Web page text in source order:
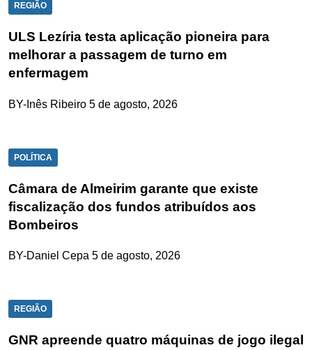
REGIÃO
ULS Lezíria testa aplicação pioneira para
melhorar a passagem de turno em
enfermagem
BY-Inês Ribeiro 5 de agosto, 2026
POLÍTICA
Câmara de Almeirim garante que existe
fiscalização dos fundos atribuídos aos
Bombeiros
BY-Daniel Cepa 5 de agosto, 2026
REGIÃO
GNR apreende quatro máquinas de jogo ilegal